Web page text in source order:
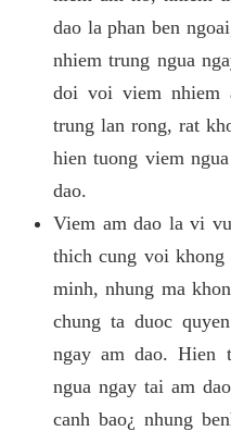
dao la phan ben
nhiem trung ngua
doi voi viem nhiem
trung lan rong, rat
hien tuong viem
dao.
Viem am dao la vi
thich cung voi
minh, nhung ma
chung ta duoc
ngay am dao. Hien
ngua ngay tai am
canh bao¿ nhung